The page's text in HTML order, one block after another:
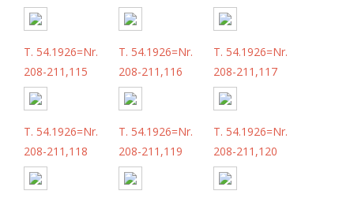
T. 54.1926=Nr.
208-211,115
T. 54.1926=Nr.
208-211,116
T. 54.1926=Nr.
208-211,117
T. 54.1926=Nr.
208-211,118
T. 54.1926=Nr.
208-211,119
T. 54.1926=Nr.
208-211,120